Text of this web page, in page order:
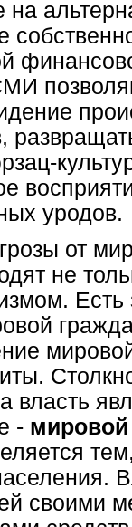
на
уродов.
от
не
Есть
власть
- мировой
своими